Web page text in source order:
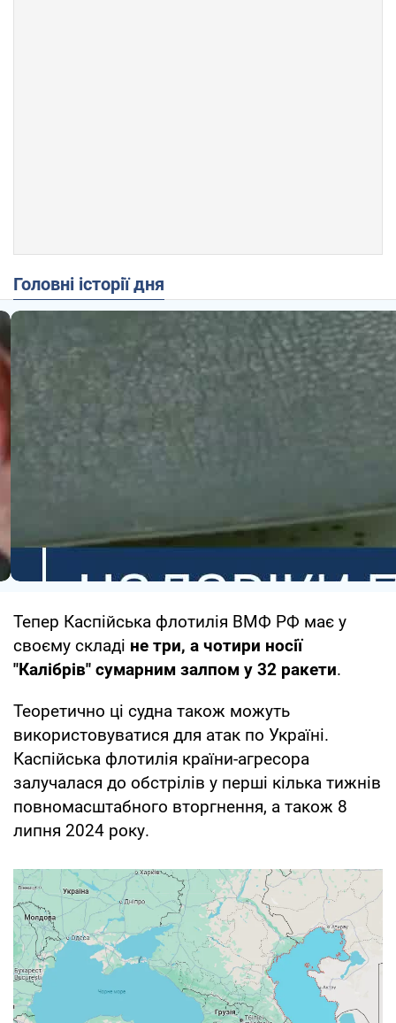
Головні історії дня
Тепер Каспійська флотилія ВМФ РФ має у
своєму складі не три, а чотири носії
"Калібрів" сумарним залпом у 32 ракети.
Теоретично ці судна також можуть
використовуватися для атак по Україні.
Каспійська флотилія країни-агресора
залучалася до обстрілів у перші кілька тижнів
повномасштабного вторгнення, а також 8
липня 2024 року.